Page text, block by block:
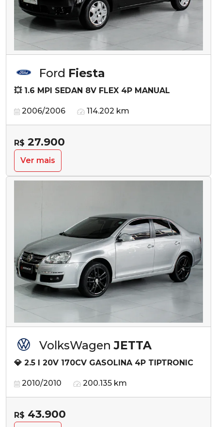
Ford Fiesta
💥 1.6 MPI SEDAN 8V FLEX 4P MANUAL
2006/2006 114.202 km
R$ 27.900
Ver mais
VolksWagenJETTA
💎 2.5 I 20V 170CV GASOLINA 4P TIPTRONIC
2010/2010 200.135 km
R$ 43.900